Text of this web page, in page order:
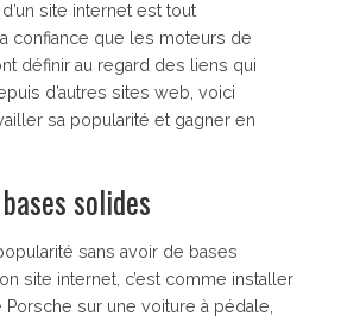
d’un site internet est tout
confiance que les moteurs de
définir au regard des liens qui
d’autres sites web, voici
sa popularité et gagner en
solides
sans avoir de bases
site internet, c’est comme installer
sur une voiture à pédale,